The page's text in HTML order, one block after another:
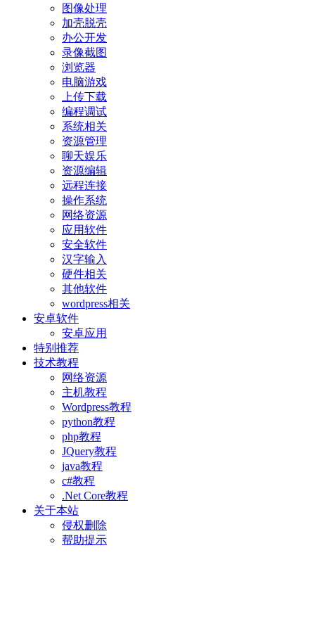
图像处理
加壳脱壳
办公开发
录像截图
浏览器
电脑游戏
上传下载
编程调试
系统相关
资源管理
聊天娱乐
资源编辑
远程连接
操作系统
网络资源
应用软件
安全软件
汉字输入
硬件相关
其他软件
wordpress相关
安卓软件
安卓应用
特别推荐
技术教程
网络资源
主机教程
Wordpress教程
python教程
php教程
JQuery教程
java教程
c#教程
.Net Core教程
关于本站
侵权删除
帮助提示